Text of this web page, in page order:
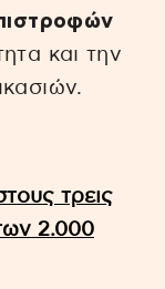
και την
τρεις
2.000